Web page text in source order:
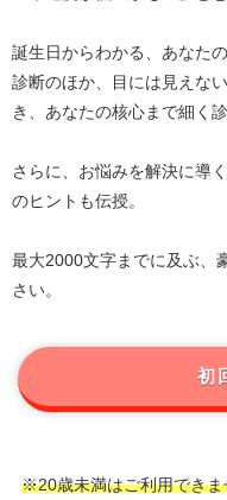
誕生日からわかる、あなた
診断のほか、目には見えな
き、あなたの核心まで細く
さらに、お悩みを解決に導
のヒントも伝授。
最大2000文字までに及ぶ、
さい。
初
※20歳未満はご利用できま